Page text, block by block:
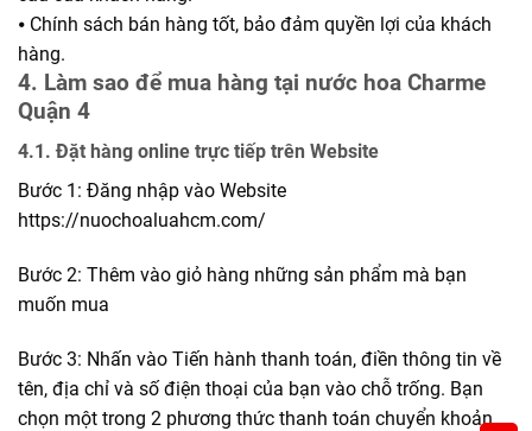
⦁ Chính sách bán hàng tốt, bảo đảm quyền lợi của khách
hàng.
4. Làm sao để mua hàng tại nước hoa Charme
Quận 4
4.1. Đặt hàng online trực tiếp trên Website
Bước 1: Đăng nhập vào Website
https://nuochoaluahcm.com/
Bước 2: Thêm vào giỏ hàng những sản phẩm mà bạn
muốn mua
Bước 3: Nhấn vào Tiến hành thanh toán, điền thông tin về
tên, địa chỉ và số điện thoại của bạn vào chỗ trống. Bạn
chọn một trong 2 phương thức thanh toán chuyển khoản